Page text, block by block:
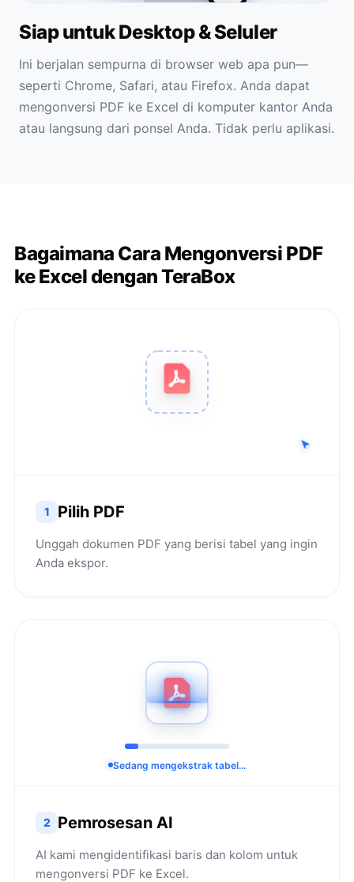
Siap untuk Desktop & Seluler
Ini berjalan sempurna di browser web apa pun—
seperti Chrome, Safari, atau Firefox. Anda dapat
mengonversi PDF ke Excel di komputer kantor Anda
atau langsung dari ponsel Anda. Tidak perlu aplikasi.
Bagaimana Cara Mengonversi PDF
ke Excel dengan TeraBox
1 Pilih PDF
Unggah dokumen PDF yang berisi tabel yang ingin
Anda ekspor.
Sedang mengekstrak tabel...
2 Pemrosesan AI
AI kami mengidentifikasi baris dan kolom untuk
mengonversi PDF ke Excel.